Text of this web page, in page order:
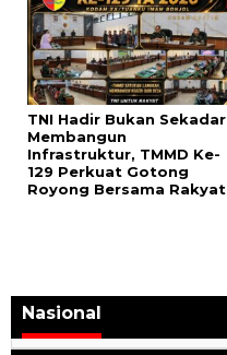
TNI Hadir Bukan Sekadar
Membangun
Infrastruktur, TMMD Ke-
129 Perkuat Gotong
Royong Bersama Rakyat
Nasional